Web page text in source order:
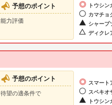
予想のポイント
能力評価
トウシ
カマチョ
シャープ
ディクレ
予想のポイント
待望の適条件で
スマート
スペキオ
トウシ